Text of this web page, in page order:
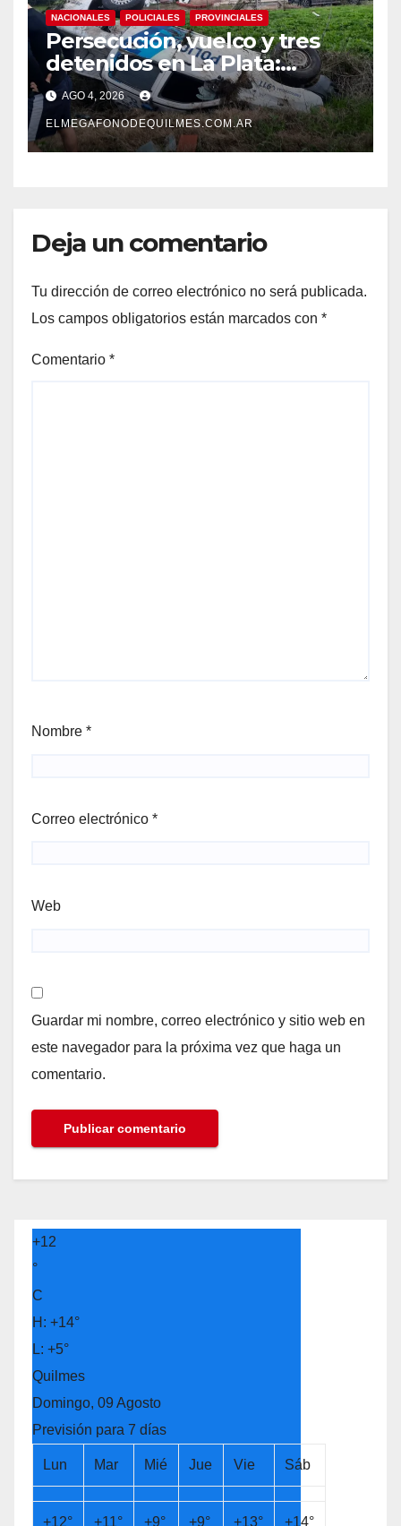
NACIONALES POLICIALES PROVINCIALES
Persecución, vuelco y tres
detenidos en La Plata:
recuperaron motos robadas
tras un operativo policial
AGO 4, 2026
ELMEGAFONODEQUILMES.COM.AR
Deja un comentario
Tu dirección de correo electrónico no será publicada.
Los campos obligatorios están marcados con *
Comentario *
Nombre *
Correo electrónico *
Web
Guardar mi nombre, correo electrónico y sitio web en
este navegador para la próxima vez que haga un
comentario.
+12
°
C
H: +14°
L: +5°
Quilmes
Domingo, 09 Agosto
Previsión para 7 días
Lun Mar Mié Jue Vie Sáb
+12° +11° +9° +9° +13° +14°